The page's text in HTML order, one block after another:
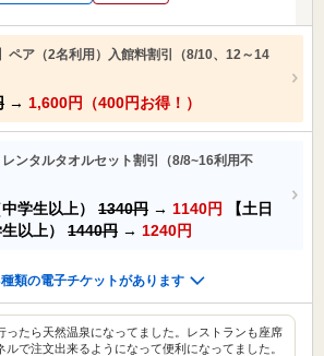
ペア（2名利用）入館料割引（8/10、12～14
→ 1,600円（400円お得！）
レンタルタオルセット割引（8/8~16利用不
学生以上） 1340円 → 1140円
【土日
以上） 1440円 → 1240円
類の電子チケットがあります
ったら天然温泉になってました。レストランも座席
ルで注文出来るようになって便利になってました。